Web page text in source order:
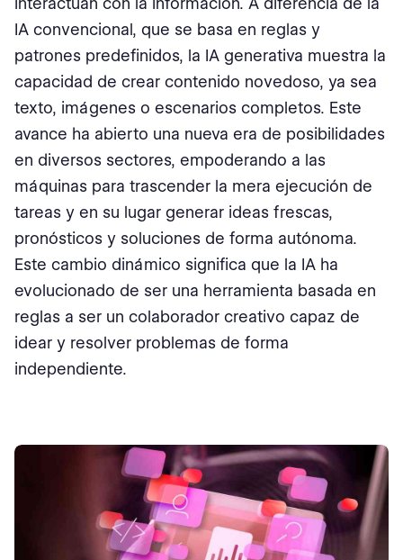
IA convencional, que se basa en reglas y
patrones predefinidos, la IA generativa muestra la
capacidad de crear contenido novedoso, ya sea
texto, imágenes o escenarios completos. Este
avance ha abierto una nueva era de posibilidades
en diversos sectores, empoderando a las
máquinas para trascender la mera ejecución de
tareas y en su lugar generar ideas frescas,
pronósticos y soluciones de forma autónoma.
Este cambio dinámico significa que la IA ha
evolucionado de ser una herramienta basada en
reglas a ser un colaborador creativo capaz de
idear y resolver problemas de forma
independiente.